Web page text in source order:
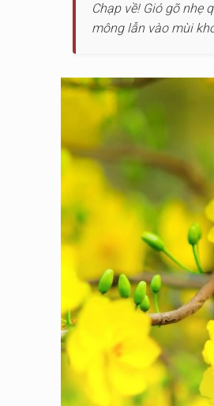
Chạp về! Gió gõ nhẹ
mông lẫn vào mùi